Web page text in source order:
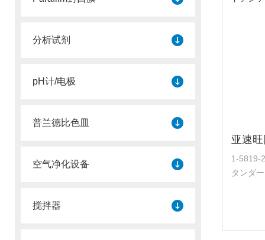
分析试剂
pH计/电极
普兰德比色皿
空气净化设备
搅拌器
1-5819-
タンダ